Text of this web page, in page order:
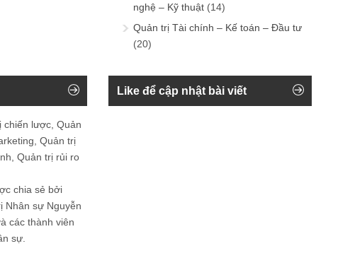
nghệ – Kỹ thuật (14)
Quản trị Tài chính – Kế toán – Đầu tư
(20)
chiến lược, Quản
Quản trị
Quản trị rủi ro
chia sẻ bởi
Nhân sự Nguyễn
các thành viên
sự.
Like để cập nhật bài viết